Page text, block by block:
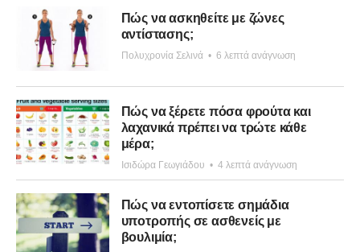
Πώς να ασκηθείτε με ζώνες
αντίστασης;
Πολυχρονία Σελινά • 6 λεπτά ανάγνωση
Πώς να ξέρετε πόσα φρούτα και
λαχανικά πρέπει να τρώτε κάθε
μέρα;
Ισιδώρα Γεωγιάδου • 4 λεπτά ανάγνωση
Πώς να εντοπίσετε σημάδια
υποτροπής σε ασθενείς με
βουλιμία;